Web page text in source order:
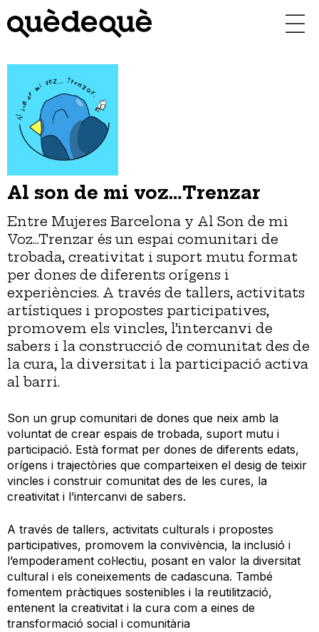
contingut
Al son de mi voz…Trenzar
Entre Mujeres Barcelona y Al Son de mi
Voz...Trenzar és un espai comunitari de
trobada, creativitat i suport mutu format
per dones de diferents orígens i
experiències. A través de tallers, activitats
artístiques i propostes participatives,
promovem els vincles, l’intercanvi de
sabers i la construcció de comunitat des de
la cura, la diversitat i la participació activa
al barri.
Son un grup comunitari de dones que neix amb la
voluntat de crear espais de trobada, suport mutu i
participació. Està format per dones de diferents edats,
orígens i trajectòries que comparteixen el desig de teixir
vincles i construir comunitat des de les cures, la
creativitat i l’intercanvi de sabers.
A través de tallers, activitats culturals i propostes
participatives, promovem la convivència, la inclusió i
l’empoderament col·lectiu, posant en valor la diversitat
cultural i els coneixements de cadascuna. També
fomentem pràctiques sostenibles i la reutilització,
entenent la creativitat i la cura com a eines de
transformació social i comunitària